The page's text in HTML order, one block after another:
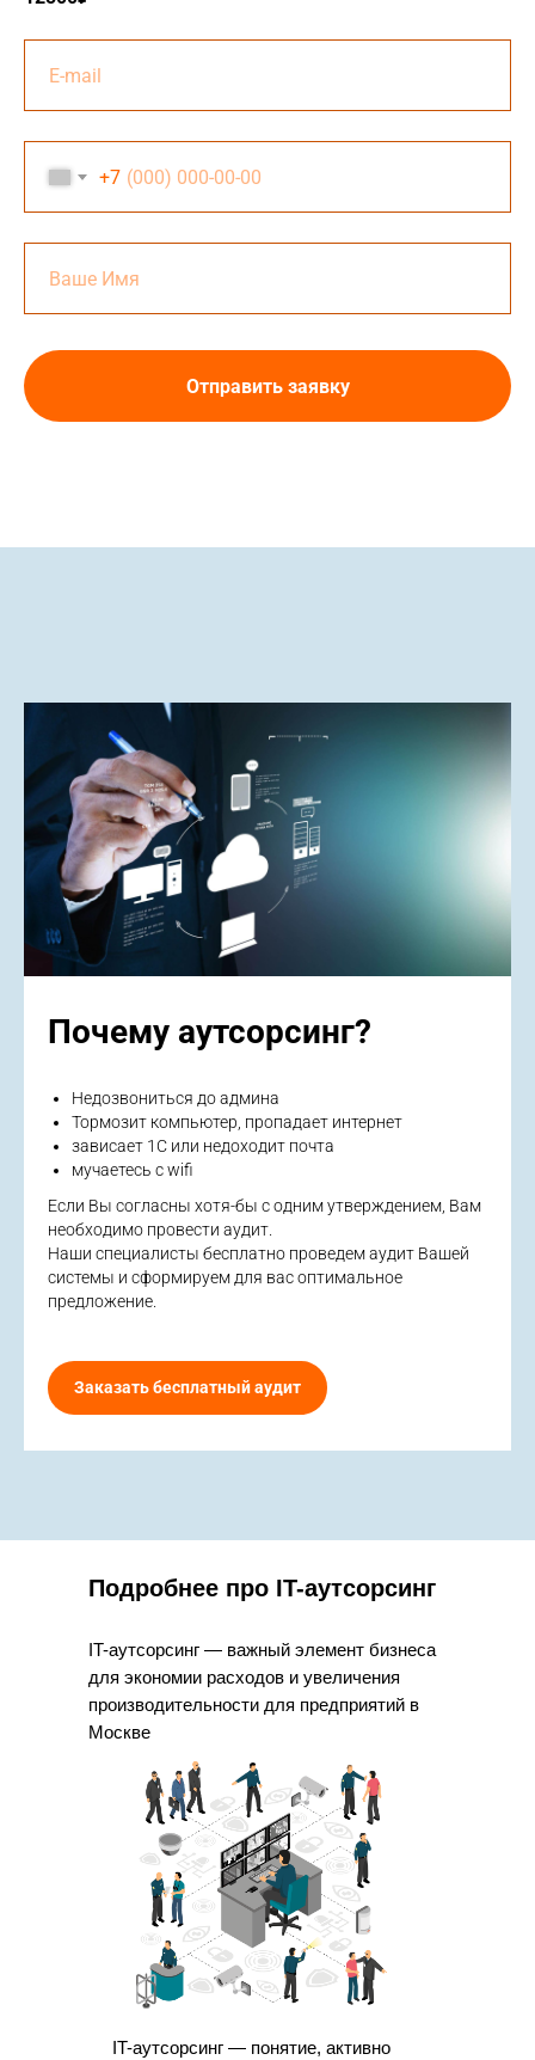
+7
Отправить заявку
Почему аутсорсинг?
Недозвониться до админа
Тормозит компьютер, пропадает интернет
зависает 1С или недоходит почта
мучаетесь с wifi
Если Вы согласны хотя-бы с одним утверждением, Вам
необходимо провести аудит.
Наши специалисты бесплатно проведем аудит Вашей
системы и сформируем для вас оптимальное
предложение.
Заказать бесплатный аудит
IT-аутсорсинг — понятие, активно
IT-аутсорсинг — важный элемент бизнеса
для экономии расходов и увеличения
производительности для предприятий в
Москве
Подробнее про IT-аутсорсинг